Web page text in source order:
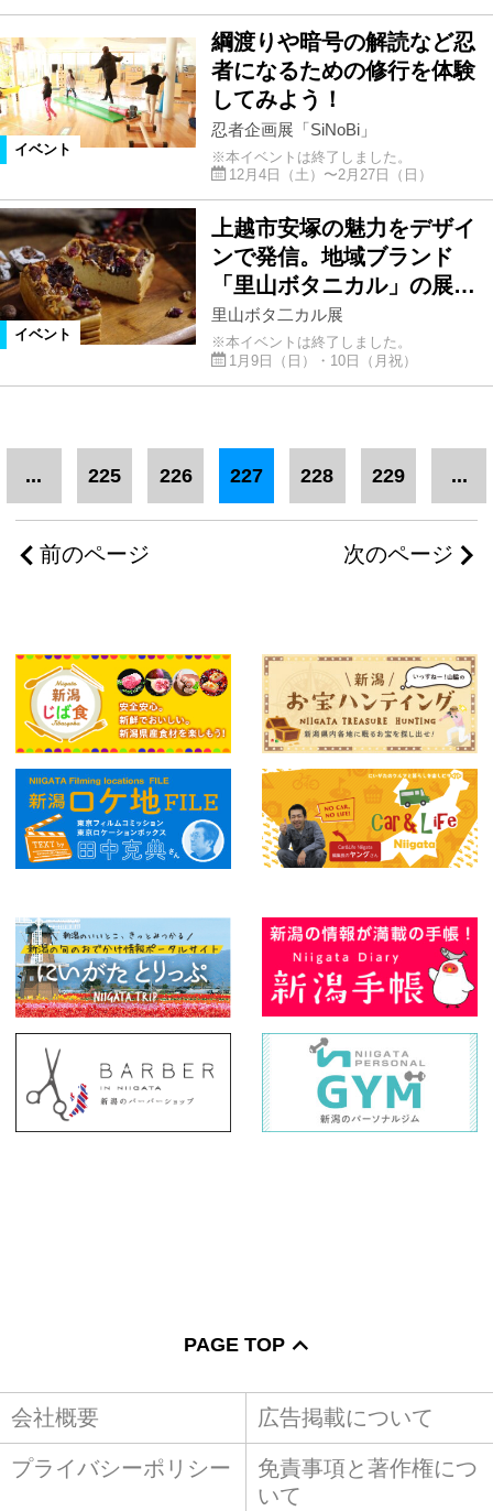
イベント
綱渡りや暗号の解読など忍
者になるための修行を体験
してみよう！
忍者企画展「SiNoBi」
※本イベントは終了しました。
12月4日（土）〜2月27日（日）
イベント
上越市安塚の魅力をデザイ
ンで発信。地域ブランド
「里山ボタニカル」の展…
里山ボタ二カル展
※本イベントは終了しました。
1月9日（日）・10日（月祝）
前のページ
... 225 226 227 228 229 ...
次のページ
PAGE TOP
会社概要 広告掲載について
プライバシーポリシー
免責事項と著作権につ
いて